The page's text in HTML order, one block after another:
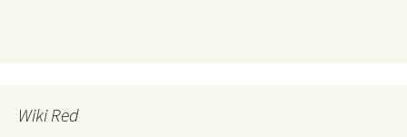
Wiki Red